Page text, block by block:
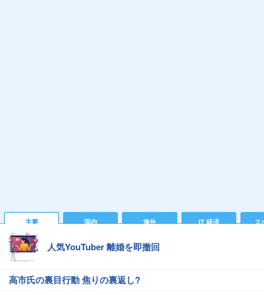
主要 国内 海外 IT 経済 ス
人気YouTuber 離婚を即撤回
高市氏の裏目行動 焦りの裏返し?